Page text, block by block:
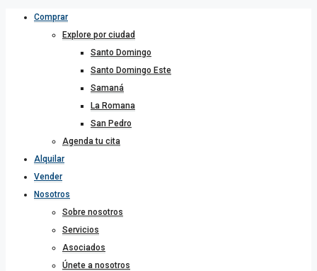
Comprar
Explore por ciudad
Santo Domingo
Santo Domingo Este
Samaná
La Romana
San Pedro
Agenda tu cita
Alquilar
Vender
Nosotros
Sobre nosotros
Servicios
Asociados
Únete a nosotros